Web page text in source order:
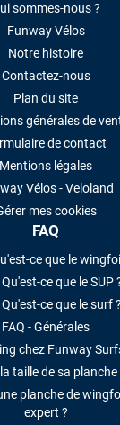
sommes-nous ?
Funway Vélos
Notre histoire
Contactez-nous
Plan du site
générales de
de contact
Mentions légales
Vélos - Veloland
mes cookies
FAQ
ce que le
Qu'est-ce que le SUP
Qu'est-ce que le surf ?
FAQ - Générales
chez Funway
taille de sa
planche de
expert ?